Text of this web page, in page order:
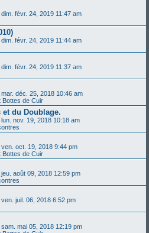
dim. févr. 24, 2019 11:47 am
dim. févr. 24, 2019 11:44 am
dim. févr. 24, 2019 11:37 am
mar. déc. 25, 2018 10:46 am
Bottes de Cuir
et du Doublage.
lun. nov. 19, 2018 10:18 am
ven. oct. 19, 2018 9:44 pm
Bottes de Cuir
jeu. août 09, 2018 12:59 pm
ven. juil. 06, 2018 6:52 pm
sam. mai 05, 2018 12:19 pm